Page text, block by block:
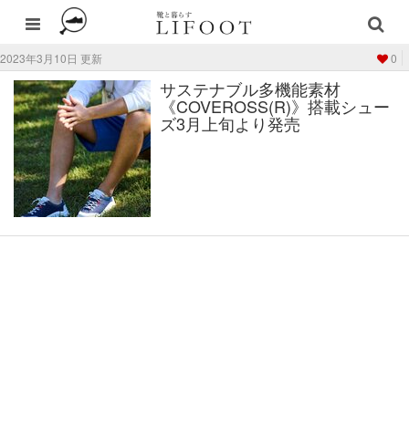
2023年3月10日 更新 0
サステナブル多機能素材
《COVEROSS(R)》搭載シュー
ズ3月上旬より発売